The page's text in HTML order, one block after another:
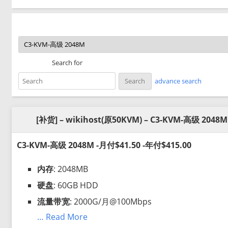
Search for
advance search
[补货] – wikihost(原50KVM) – C3-KVM-高级 2048M
C3-KVM-高级 2048M -月付$41.50 -年付$415.00
内存: 2048MB
硬盘: 60GB HDD
流量带宽: 2000G/月@100Mbps
… Read More